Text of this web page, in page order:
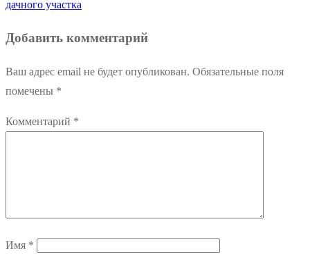
запись:
дачного участка
Добавить комментарий
Ваш адрес email не будет опубликован. Обязательные поля
помечены *
Комментарий *
Имя *